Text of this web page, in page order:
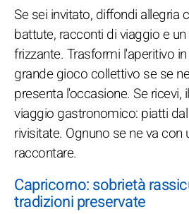
Se sei invitato, diffondi allegria
battute, racconti di viaggio e
frizzante. Trasformi l'aperitivo
grande gioco collettivo se se ne
presenta l'occasione. Se ricevi,
viaggio gastronomico: piatti
rivisitate. Ognuno se ne va
raccontare.
Capricorno: sobrietà
tradizioni preservate